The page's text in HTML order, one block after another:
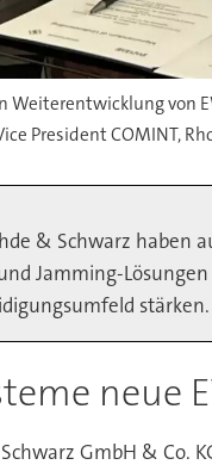
von
President COMINT,
& Schwarz haben
Jamming-
stärken.
neue
GmbH & Co.